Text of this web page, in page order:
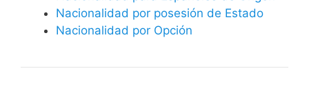
Nacionalidad por posesión de Estado
Nacionalidad por Opción